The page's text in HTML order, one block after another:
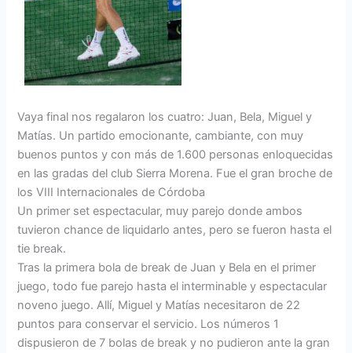
Vaya final nos regalaron los cuatro: Juan, Bela, Miguel y
Matías. Un partido emocionante, cambiante, con muy
buenos puntos y con más de 1.600 personas enloquecidas
en las gradas del club Sierra Morena. Fue el gran broche de
los VIII Internacionales de Córdoba
Un primer set espectacular, muy parejo donde ambos
tuvieron chance de liquidarlo antes, pero se fueron hasta el
tie break.
Tras la primera bola de break de Juan y Bela en el primer
juego, todo fue parejo hasta el interminable y espectacular
noveno juego. Allí, Miguel y Matías necesitaron de 22
puntos para conservar el servicio. Los números 1
dispusieron de 7 bolas de break y no pudieron ante la gran